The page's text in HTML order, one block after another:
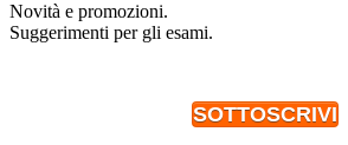
Novità e promozioni.
Suggerimenti per gli esami.
SOTTOSCRIVI